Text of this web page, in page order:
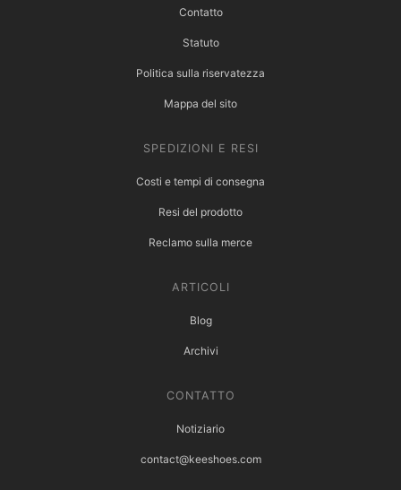
Contatto
Statuto
Politica sulla riservatezza
Mappa del sito
SPEDIZIONI E RESI
Costi e tempi di consegna
Resi del prodotto
Reclamo sulla merce
ARTICOLI
Blog
Archivi
CONTATTO
Notiziario
contact@keeshoes.com